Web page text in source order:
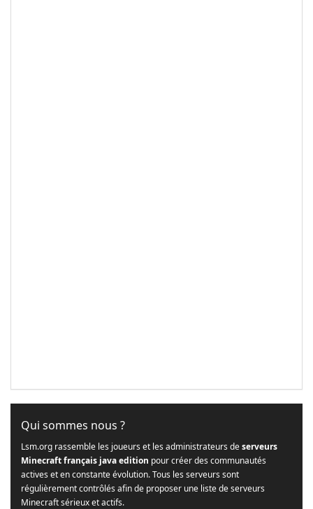
Qui sommes nous ?
Lsm.org rassemble les joueurs et les administrateurs deserveurs
Minecraft français java edition pour créer des communautés
actives et en constante évolution. Tous les serveurs sont
régulièrement contrôlés afin de proposer une liste de serveurs
Minecraft sérieux et actifs.